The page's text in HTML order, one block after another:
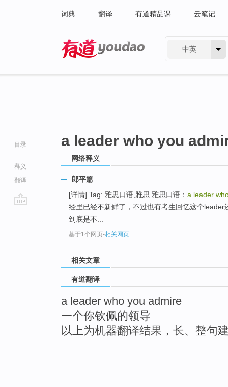
词典 翻译 有道精品课 云笔记
中英
目录
释义
翻译
a leader who you
网络释义
郎平篇
[详情] Tag: 雅思口语,雅思 雅思口语： a leader
经里已经不新鲜了，不过也有考生回忆这个
到底是不...
基于1个网页-相关网页
相关文章
有道翻译
a leader who you admire
一个你钦佩的领导
以上为机器翻译结果，长、整句